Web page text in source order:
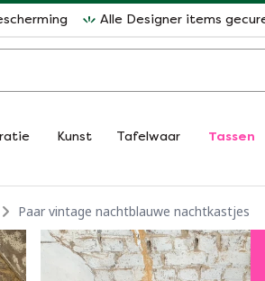
Alle Designer items
Kunst Tafelwaar Tassen
Paar vintage nachtblauwe nachtkastjes